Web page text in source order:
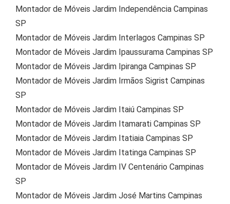
Montador de Móveis Jardim Independência Campinas
SP
Montador de Móveis Jardim Interlagos Campinas SP
Montador de Móveis Jardim Ipaussurama Campinas SP
Montador de Móveis Jardim Ipiranga Campinas SP
Montador de Móveis Jardim Irmãos Sigrist Campinas
SP
Montador de Móveis Jardim Itaiú Campinas SP
Montador de Móveis Jardim Itamarati Campinas SP
Montador de Móveis Jardim Itatiaia Campinas SP
Montador de Móveis Jardim Itatinga Campinas SP
Montador de Móveis Jardim IV Centenário Campinas
SP
Montador de Móveis Jardim José Martins Campinas